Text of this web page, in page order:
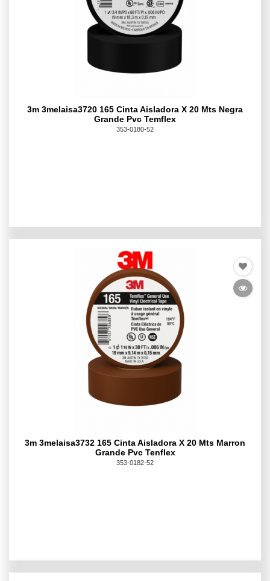
3m 3melaisa3720 165 Cinta Aisladora X 20 Mts Negra
Grande Pvc Temflex
353-0180-52
3m 3melaisa3732 165 Cinta Aisladora X 20 Mts Marron
Grande Pvc Tenflex
353-0182-52